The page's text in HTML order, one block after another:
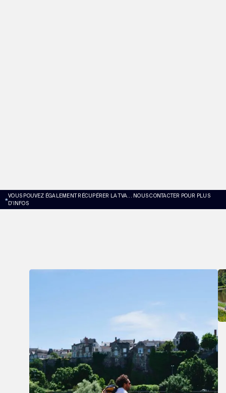
VOUS POUVEZ ÉGALEMENT RÉCUPÉRER LA TVA... NOUS CONTACTER POUR PLUS
D'INFOS